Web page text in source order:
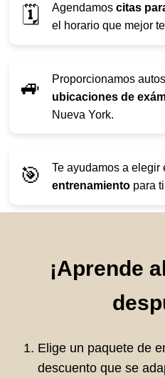
🗓️ Agendamos citas
el horario que mejor
🚙
Proporcionamos
ubicaciones de
Nueva York.
🎯 Te ayudamos a elegir
entrenamiento para
¡Aprende
Elige un paquete de
descuento que se